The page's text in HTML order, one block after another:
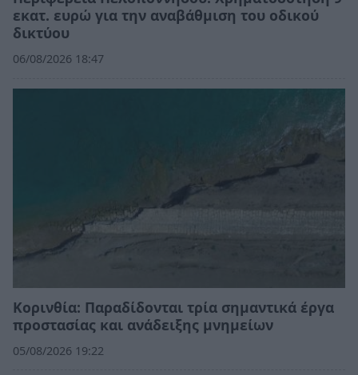
εκατ. ευρώ για την αναβάθμιση του οδικού
δικτύου
06/08/2026 18:47
Κορινθία: Παραδίδονται τρία σημαντικά έργα
προστασίας και ανάδειξης μνημείων
05/08/2026 19:22